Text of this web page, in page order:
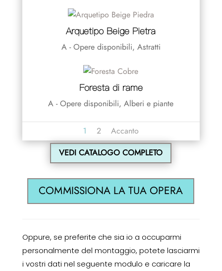
Arquetipo Beige Pietra
A - Opere disponibili, Astratti
Foresta di rame
A - Opere disponibili,Alberi e piante
1 2 Accanto
VEDI CATALOGO COMPLETO
COMMISSIONA LA TUA OPERA
Oppure, se preferite che sia io a occuparmi
personalmente del montaggio, potete lasciarmi
i vostri dati nel seguente modulo e caricare la